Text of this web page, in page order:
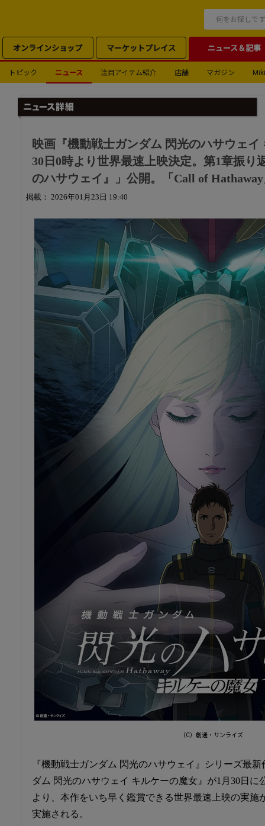
オンラインショップ マーケットプレイス ニュース＆記事
トピック ニュース 注目アイテム紹介 店舗 マガジン
映画『機動戦士ガンダム 閃光のハサウェイ
30日0時より世界最速上映決定。第1章振り
のハサウェイ』」公開。「Call of
掲載： 2026年01月23日 19:40
（C）創通・サンライズ
『機動戦士ガンダム 閃光のハサウェイ』シリーズ最
ダム 閃光のハサウェイ キルケーの魔女』が1月30日に
より、本作をいち早く鑑賞できる世界最速上映の実施
実施される。